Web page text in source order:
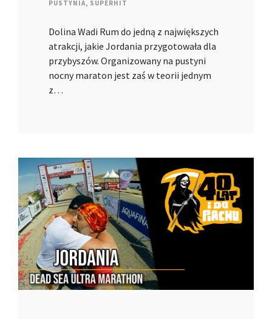
PUSTYNIA, SUPERHIT
Dolina Wadi Rum do jedną z największych
atrakcji, jakie Jordania przygotowała dla
przybyszów. Organizowany na pustyni
nocny maraton jest zaś w teorii jednym
z…